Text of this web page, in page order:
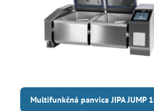
Multifunkčná panvica JIPA JUMP